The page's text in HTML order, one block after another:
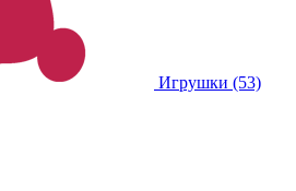
Игрушки (53)